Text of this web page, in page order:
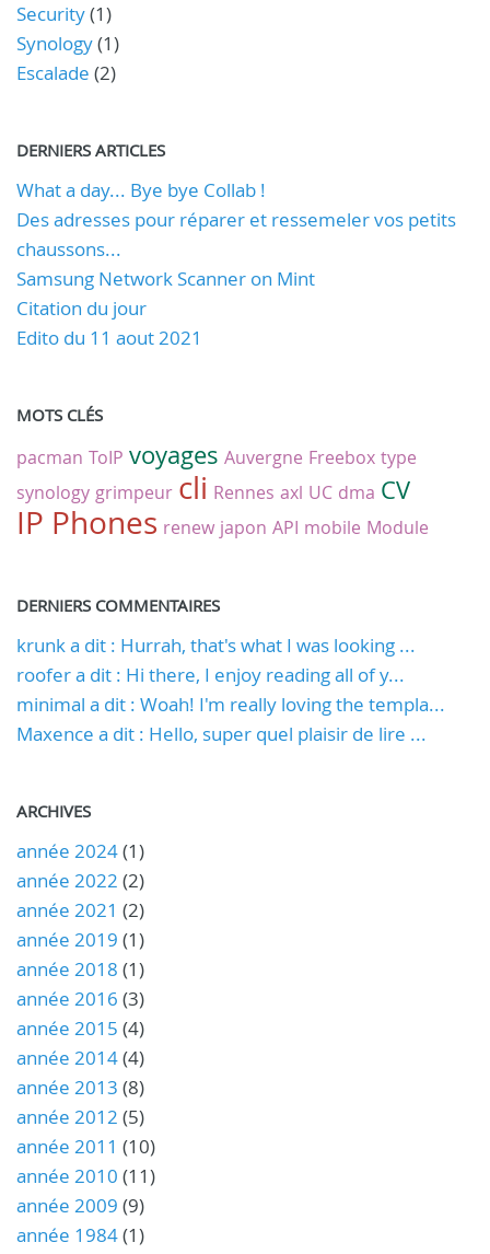
Security(1)
Synology(1)
Escalade (2)
DERNIERS ARTICLES
What a day... Bye bye Collab !
Des adresses pour réparer et ressemeler vos petits
chaussons...
Samsung Network Scanner on Mint
Citation du jour
Edito du 11 aout 2021
MOTS CLÉS
pacman ToIP voyages Auvergne Freebox type
synology grimpeur cli Rennes axl UC dma CV
IP Phones renew japon API mobile Module
DERNIERS COMMENTAIRES
krunk a dit : Hurrah, that's what I was looking ...
roofer a dit : Hi there, I enjoy reading all of y...
minimal a dit : Woah! I'm really loving the templa...
Maxence a dit : Hello, super quel plaisir de lire ...
ARCHIVES
année 2024(1)
année 2022 (2)
année 2021 (2)
année 2019 (1)
année 2018 (1)
année 2016 (3)
année 2015 (4)
année 2014(4)
année 2013 (8)
année 2012 (5)
année 2011 (10)
année 2010 (11)
année 2009 (9)
année 1984(1)